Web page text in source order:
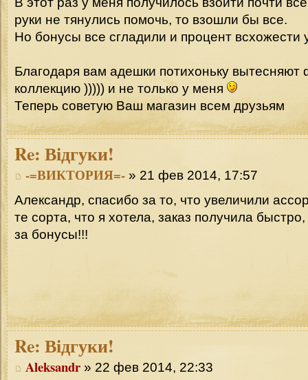
руки не тянулись помочь, то взошли бы все.
Но бонусы все сгладили и процент
Благодаря вам адешки потихоньку
коллекцию ))))) и не только у меня
Теперь советую Ваш магазин всем друзьям
Re: Відгуки!
-=ВИКТОРИЯ=- » 21 фев 2014, 17:57
Александр, спасибо за то, что увеличили
те сорта, что я хотела, заказ получила
за бонусы!!!
Re: Відгуки!
Aleksandr » 22 фев 2014, 22:33